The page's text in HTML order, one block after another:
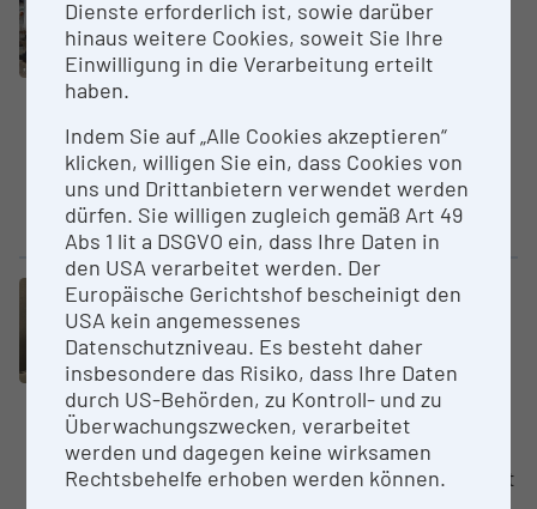
Recyc­ling­anlage EREMA Intarema
1108 TVEplus
JKU - Johannes Kepler
Das patentierte Extrudersystem
INTAREMA® TVEplus® setzt neue
Maßstäbe in der Aufbereitung
von schwer zu verarbeitenden...
Großgerät
Raster­kraft­mi­kroskop (AFM) mit
integriertem Floures­zenz­mi­
kroskop
JKU - Johannes Kepler
Universität Linz
Das Bruker NanoWizard V AFM ist
Dienste erforderlich ist, sowie darüber
hinaus weitere Cookies, soweit Sie Ihre
Einwilligung in die Verarbeitung erteilt
haben.
Indem Sie auf „Alle Cookies akzeptieren“
klicken, willigen Sie ein, dass Cookies von
uns und Drittanbietern verwendet werden
dürfen. Sie willigen zugleich gemäß Art 49
Abs 1 lit a DSGVO ein, dass Ihre Daten in
den USA verarbeitet werden. Der
Europäische Gerichtshof bescheinigt den
USA kein angemessenes
Datenschutzniveau. Es besteht daher
insbesondere das Risiko, dass Ihre Daten
durch US-Behörden, zu Kontroll- und zu
Überwachungszwecken, verarbeitet
werden und dagegen keine wirksamen
Rechtsbehelfe erhoben werden können.